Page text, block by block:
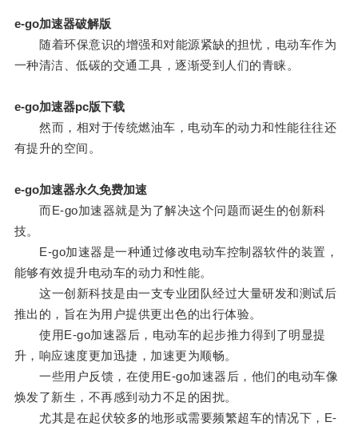
e-go加速器破解版
随着环保意识的增强和对能源紧缺的担忧，电动车作为
一种清洁、低碳的交通工具，逐渐受到人们的青睐。
e-go加速器pc版下载
然而，相对于传统燃油车，电动车的动力和性能往往还
有提升的空间。
e-go加速器永久免费加速
而E-go加速器就是为了解决这个问题而诞生的创新科
技。
E-go加速器是一种通过修改电动车控制器软件的装置，
能够有效提升电动车的动力和性能。
这一创新科技是由一支专业团队经过大量研发和测试后
推出的，旨在为用户提供更出色的出行体验。
使用E-go加速器后，电动车的起步推力得到了明显提
升，响应速度更加迅捷，加速更为顺畅。
一些用户反馈，在使用E-go加速器后，他们的电动车像
焕发了新生，不再感到动力不足的困扰。
尤其是在起伏较多的地形或需要频繁超车的情况下，E-